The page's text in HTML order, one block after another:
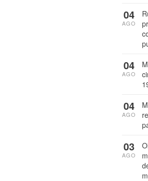
04
AGO
04
AGO
04
AGO
03
AGO